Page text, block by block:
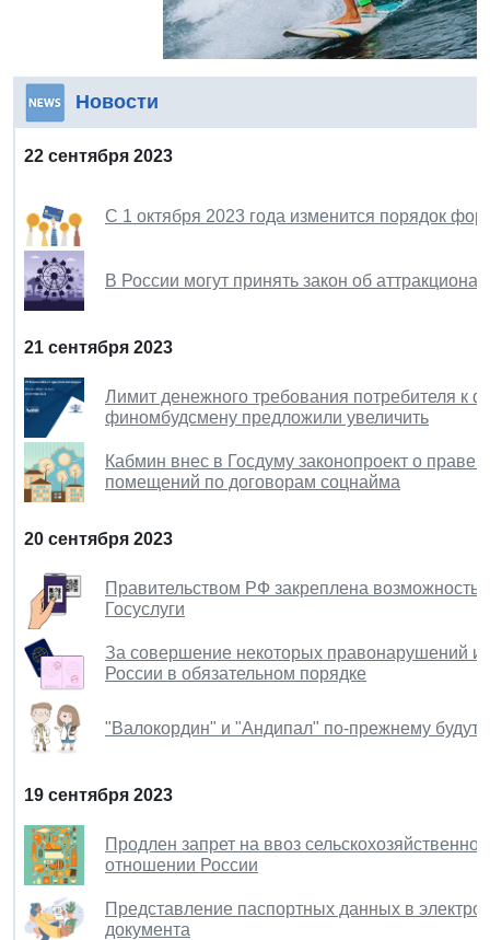
Новости
22 сентября 2023
С 1 октября 2023 года изменится порядок
В России могут принять закон об аттракционах
21 сентября 2023
Лимит денежного требования потребителя к
финомбудсмену предложили увеличить
Кабмин внес в Госдуму законопроект о
помещений по договорам соцнайма
20 сентября 2023
Правительством РФ закреплена возможность
Госуслуги
За совершение некоторых правонарушений
России в обязательном порядке
"Валокордин" и "Андипал" по-прежнему будут
19 сентября 2023
Продлен запрет на ввоз
отношении России
Представление паспортных данных в
документа